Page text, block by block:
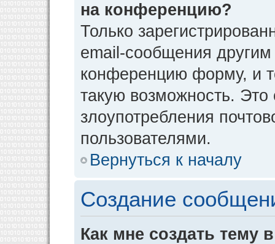
на конференцию?
Только
email-сообщения
конференцию форму, и
такую возможность. Это
злоупотребления
пользователями.
Вернуться к началу
Создание
Как мне создать тему